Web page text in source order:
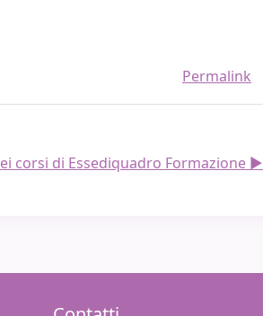
Permalink
corsi di Essediquadro Formazione ▶︎